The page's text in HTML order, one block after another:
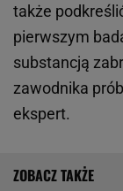
także
pierwszym
substancją
zawodnika
ekspert.